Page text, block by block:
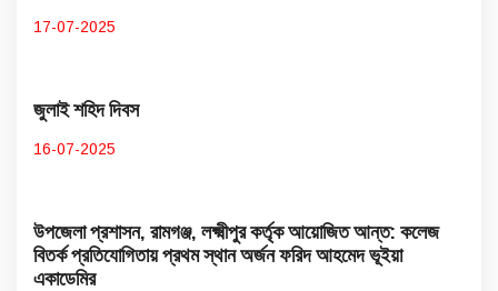
17-07-2025
জুলাই শহিদ দিবস
16-07-2025
উপজেলা প্রশাসন, রামগঞ্জ, লক্ষ্মীপুর কর্তৃক আয়োজিত আন্ত: কলেজ
বিতর্ক প্রতিযোগিতায় প্রথম স্থান অর্জন ফরিদ আহমেদ ভূইয়া
একাডেমির